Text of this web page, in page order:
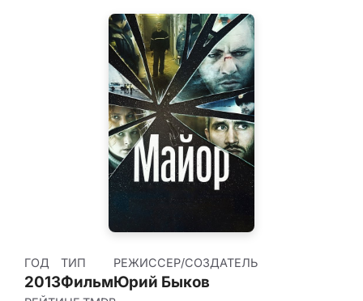
ГОД
2013
ТИП
Фильм
РЕЖИССЕР/СОЗДАТЕЛЬ
Юрий Быков